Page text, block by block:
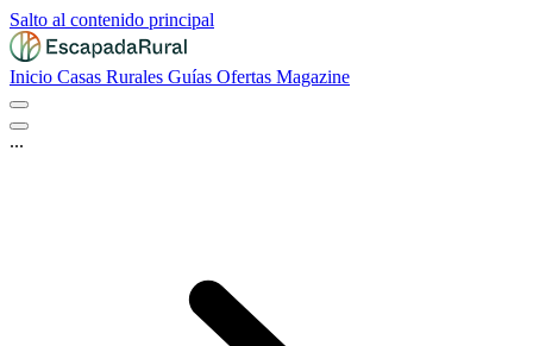
Salto al contenido principal
Inicio Casas Rurales Guías Ofertas Magazine
...